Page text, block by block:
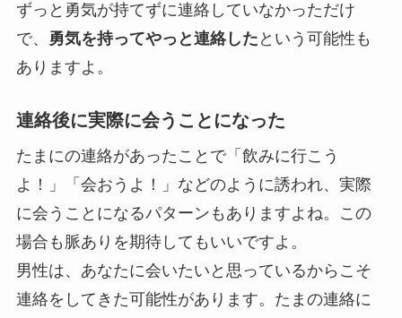
ずっと勇気が持てずに連絡していなかっただけ
で、
勇気を持ってやっと連絡した という可能性も
ありますよ。
連絡後に実際に会うことになった
たまにの連絡があったことで「飲みに行こう
よ！」「会おうよ！」などのように誘われ、実際
に会うことになるパターンもありますよね。
この
場合も脈ありを期待してもいいですよ 。
男性は、あなたに会いたいと思っているからこそ
連絡をしてきた可能性があります。たまの連絡に